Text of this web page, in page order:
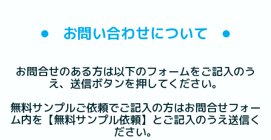
お問い合わせについて
お問合せのある方は以下のフォームをご記入のう
え、送信ボタンを押してください。
無料サンプルご依頼でご記入の方はお問合せフォー
ム内を【無料サンプル依頼】とご記入のうえ送信く
ださい。